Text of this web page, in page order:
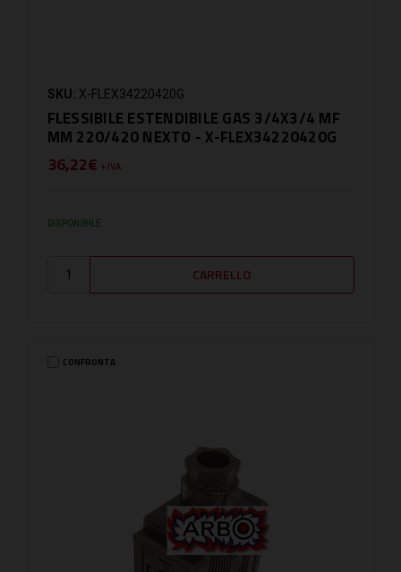
SKU: X-FLEX34220420G
FLESSIBILE ESTENDIBILE GAS 3/4X3/4 MF
MM 220/420 NEXTO - X-FLEX34220420G
36,22€ + IVA
DISPONIBILE
CONFRONTA